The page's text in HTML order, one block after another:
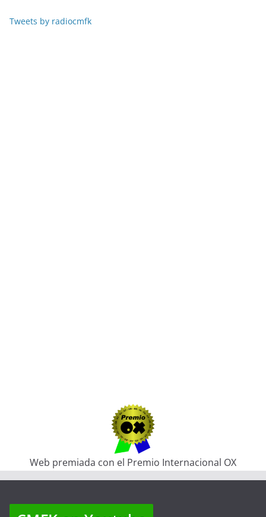
Tweets by radiocmfk
Web premiada con el Premio Internacional OX